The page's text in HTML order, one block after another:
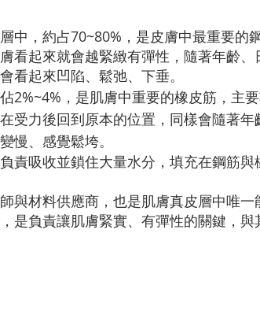
中，約占70~80%，是皮膚中最重要
看起來就會越緊緻有彈性，隨著年齡
看起來凹陷、鬆弛、下垂。
2%~4%，是肌膚中重要的橡皮筋，主
受力後回到原本的位置，同樣會隨著
慢、感覺鬆垮。
責吸收並鎖住大量水分，填充在鋼筋
與材料供應商，也是肌膚真皮層中唯
是負責讓肌膚緊實、有彈性的關鍵，